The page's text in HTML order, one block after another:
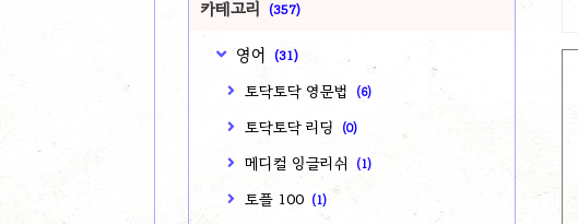
카테고리 (357)
영어 (31)
토닥토닥 영문법 (6)
토닥토닥 리딩 (0)
메디컬 잉글리쉬 (1)
토플 100 (1)